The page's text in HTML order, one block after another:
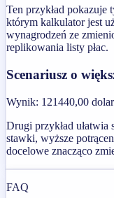
Ten przykład
którym kalkulator jest
wynagrodzeń ze
replikowania listy płac.
Scenariusz o
Wynik: 121440,00
Drugi przykład
stawki, wyższe
docelowe znacząco
FAQ